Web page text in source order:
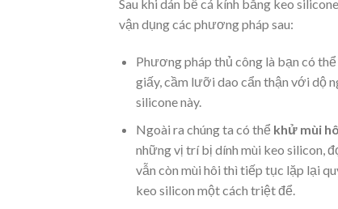
Sau khi dán bể cá kính bằng keo
vận dụng các phương pháp sau:
Phương pháp thủ công là bạn có
giấy, cầm lưỡi dao cẩn thận với dộ
silicone này.
Ngoài ra chúng ta có thể khử mùi
những vị trí bị dính mùi keo silicon,
vẫn còn mùi hôi thì tiếp tục lặp lại
keo silicon một cách triệt để.